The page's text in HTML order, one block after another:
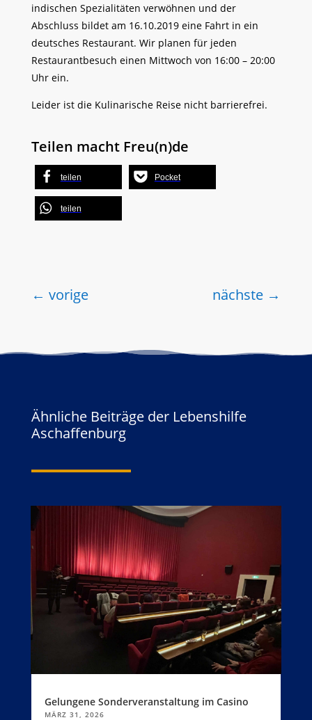
indischen Spezialitäten verwöhnen und der
Abschluss bildet am 16.10.2019 eine Fahrt in ein
deutsches Restaurant. Wir planen für jeden
Restaurantbesuch einen Mittwoch von 16:00 – 20:00
Uhr ein.
Leider ist die Kulinarische Reise nicht barrierefrei.
Teilen macht Freu(n)de
teilen Pocket
teilen
← vorige nächste →
Ähnliche Beiträge der Lebenshilfe
Aschaffenburg
Gelungene Sonderveranstaltung im Casino
MÄRZ 31, 2026